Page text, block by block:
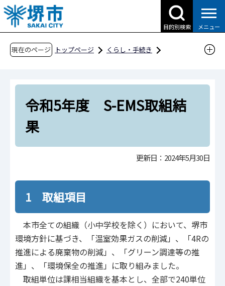
こ
の
ペ
目的別検索 メニュー
現在のページ トップページ
くらし・手続き
総合的な取組・白書
堺市環境マネジメントシステム
令和5年度 S-EMS取組結果
令和5年度 S-EMS取組結
果
更新日：2024年5月30日
1 取組項目
本市全ての組織（小中学校を除く）において、堺市
環境方針に基づき、「温室効果ガスの削減」、「4Rの
推進による廃棄物の削減」、「グリーン調達等の推
進」、「環境保全の推進」に取り組みました。
取組単位は課相当組織を基本とし、全部で240単位